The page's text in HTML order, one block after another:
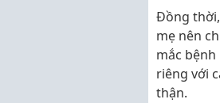
Đồng
mẹ nên
mắc
riêng với
thận.